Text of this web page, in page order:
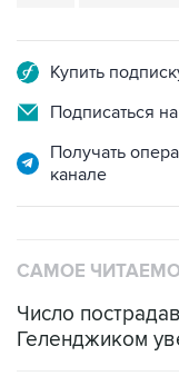
Купить
Подписаться
Получать
канале
САМОЕ
Число
Геленджиком